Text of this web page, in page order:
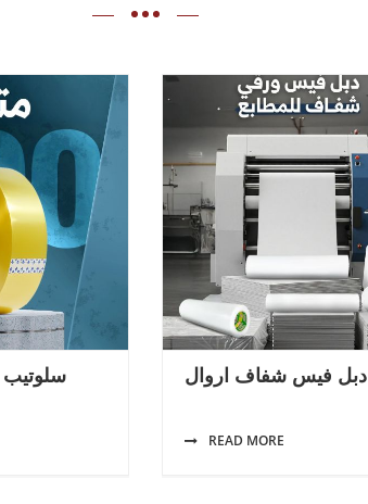
سلوتيب دبل فيس شفاف اروال
READ MORE